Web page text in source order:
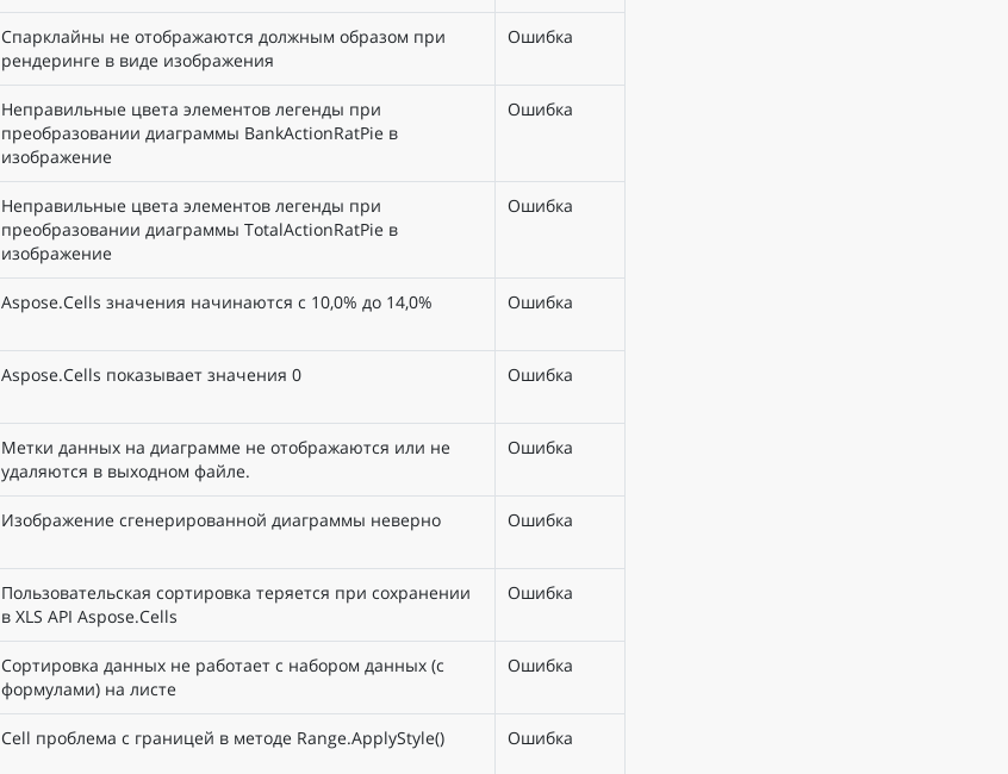
Спарклайны не отображаются должным образом при
рендеринге в виде изображения
Ошибка
Неправильные цвета элементов легенды при
преобразовании диаграммы BankActionRatPie в
изображение
Ошибка
Неправильные цвета элементов легенды при
преобразовании диаграммы TotalActionRatPie в
изображение
Ошибка
Aspose.Cells значения начинаются с 10,0% до 14,0% Ошибка
Aspose.Cells показывает значения 0 Ошибка
Метки данных на диаграмме не отображаются или не
удаляются в выходном файле.
Ошибка
Изображение сгенерированной диаграммы неверно Ошибка
Пользовательская сортировка теряется при сохранении
в XLS API Aspose.Cells
Ошибка
Сортировка данных не работает с набором данных (с
формулами) на листе
Ошибка
Cell проблема с границей в методе Range.ApplyStyle() Ошибка